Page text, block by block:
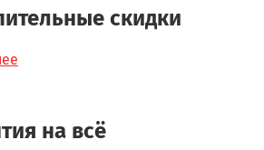
скидки
на всё